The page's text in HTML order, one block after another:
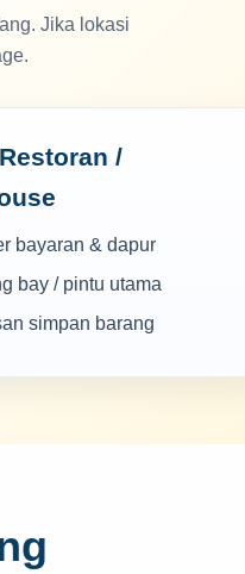
Jika lokasi
/
bayaran & dapur
bay / pintu utama
simpan barang